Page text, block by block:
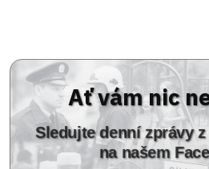
Ať vám nic
Sledujte denní zprávy
na našem